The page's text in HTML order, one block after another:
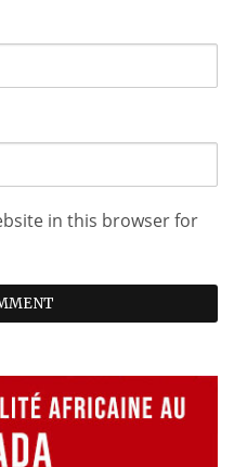
in this browser for